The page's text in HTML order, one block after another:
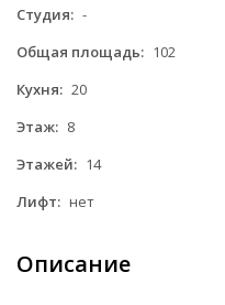
Студия: -
Общая площадь: 102
Кухня: 20
Этаж: 8
Этажей: 14
Лифт: нет
Описание